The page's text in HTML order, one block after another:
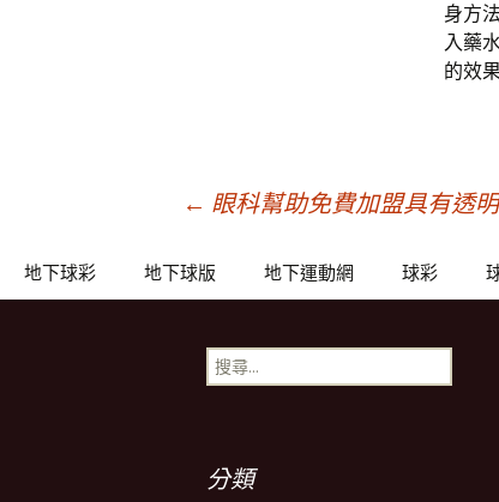
身方
入藥
的效
章
← 眼科幫助免費加盟具有透
地下球彩 地下球版 地下運動網 球彩
搜
尋
分類